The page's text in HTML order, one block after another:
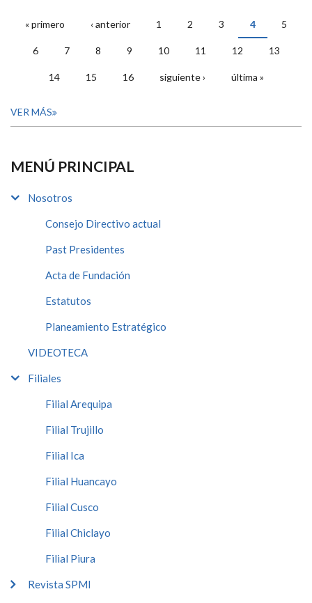
PÁGINAS
« primero ‹ anterior 1 2 3 4 5
6 7 8 9 10 11 12 13
14 15 16 siguiente › última »
VER MÁS
MENÚ PRINCIPAL
Nosotros
Consejo Directivo actual
Past Presidentes
Acta de Fundación
Estatutos
Planeamiento Estratégico
VIDEOTECA
Filiales
Filial Arequipa
Filial Trujillo
Filial Ica
Filial Huancayo
Filial Cusco
Filial Chiclayo
Filial Piura
Revista SPMI